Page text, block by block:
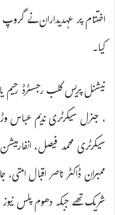
اختتام پر عہدیداران نے
کیا۔
نیشنل پریس کلب رجسٹرڈ
، جنرل سیکرٹری ندیم عباس
سیکرٹری محمد فیصل،
ممبران ڈاکٹر ناصر اقبال
شریک تھے جبکہ دھوم پلس